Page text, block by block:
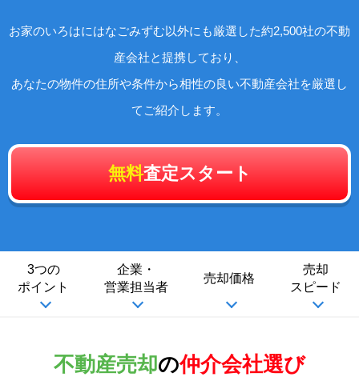
お家のいろはにはなごみずむ以外にも厳選した約2,500社の不動
産会社と提携しており、
あなたの物件の住所や条件から相性の良い不動産会社を厳選し
てご紹介します。
無料査定スタート
3つの
ポイント
企業・
営業担当者
売却価格
売却
スピード
不動産売却の仲介会社選び